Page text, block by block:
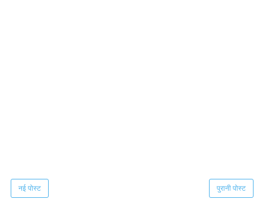
नई पोस्ट पुरानी पोस्ट